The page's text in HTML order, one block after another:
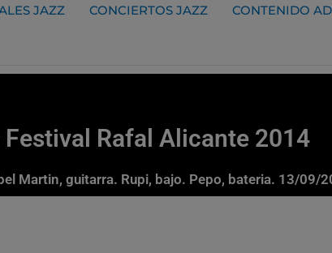
JAZZ CONCIERTOS JAZZ
CONTENIDO
Rafal Alicante 2014
Martin, guitarra. Rupi, bajo. Pepo, bateria. 13/09/